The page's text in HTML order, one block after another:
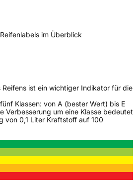
im Überblick
Reifens ist ein wichtiger Indikator für die
Klassen: von A (bester Wert) bis E
Verbesserung um eine Klasse bedeutet
von 0,1 Liter Kraftstoff auf 100